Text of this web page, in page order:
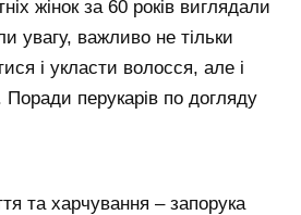
жінок за 60 років виглядали
увагу, важливо не тільки
і укласти волосся, але і
перукарів по догляду
та харчування – запорука